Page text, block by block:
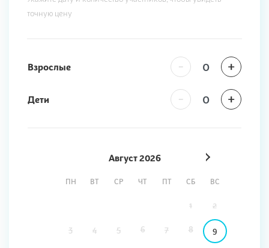
точную цену
Взрослые - +
Дети - +
Август2026
ПН ВТ СР ЧТ ПТ СБ ВС
1 2
3 4 5 6 7 8 9